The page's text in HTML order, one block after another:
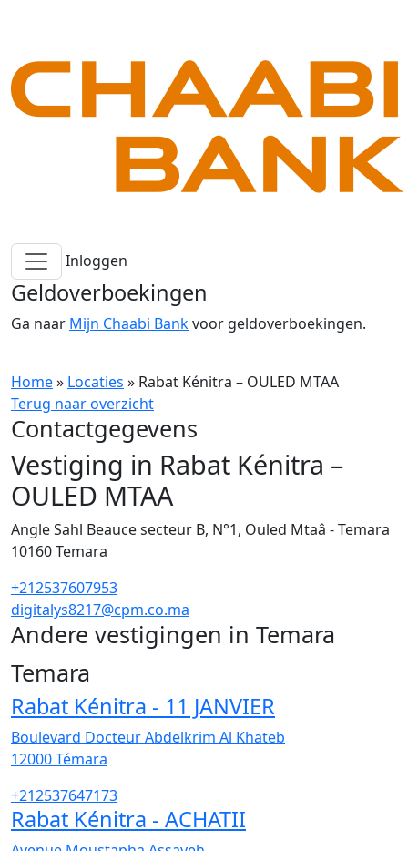
Inloggen
Geldoverboekingen
Ga naar Mijn Chaabi Bankvoor geldoverboekingen.
Home» Locaties » Rabat Kénitra – OULED MTAA
Terug naar overzicht
Contactgegevens
Vestiging in Rabat Kénitra –
OULED MTAA
Angle Sahl Beauce secteur B, N°1, Ouled Mtaâ - Temara
10160Temara
+212537607953
digitalys8217@cpm.co.ma
Andere vestigingen in Temara
Temara
Rabat Kénitra - 11 JANVIER
Boulevard Docteur Abdelkrim Al Khateb
12000Témara
+212537647173
Rabat Kénitra - ACHATII